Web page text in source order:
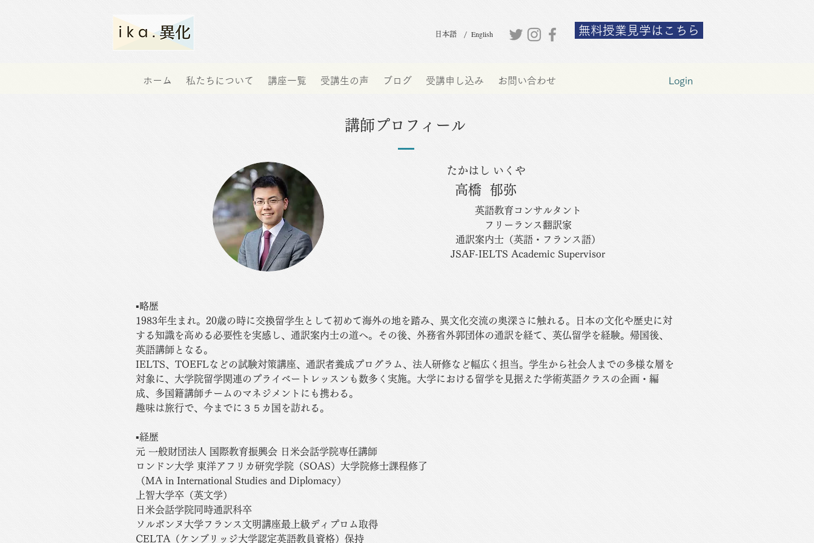
日本語 / English 無料授業見学はこちら
ホーム 私たちについて 講座一覧 受講生の声 ブログ 受講申し込み お問い合わせ Login
講師プロフィール
たかはし いくや
高橋 郁弥
英語教育コンサルタント
フリーランス翻訳家
通訳案内士（英語・フランス語）
JSAF-IELTS Academic Supervisor
▪️略歴
1983年生まれ。20歳の時に交換留学生として初めて海外の地を踏み、異文化交流の奥深さに触れる。日本の文化や歴史に対
する知識を高める必要性を実感し、通訳案内士の道へ。その後、外務省外郭団体の通訳を経て、英仏留学を経験。帰国後、
英語講師となる。
IELTS、TOEFLなどの試験対策講座、通訳者養成プログラム、法人研修など幅広く担当。学生から社会人までの多様な層を
対象に、大学院留学関連のプライベートレッスンも数多く実施。大学における留学を見据えた学術英語クラスの企画・編
成、多国籍講師チームのマネジメントにも携わる。
趣味は旅行で、今までに３５カ国を訪れる。
▪️経歴
元 一般財団法人 国際教育振興会 日米会話学院専任講師
ロンドン大学 東洋アフリカ研究学院（SOAS）大学院修士課程修了
（MA in International Studies and Diplomacy）
上智大学卒（英文学）
日米会話学院同時通訳科卒
ソルボンヌ大学フランス文明講座最上級ディプロム取得
CELTA（ケンブリッジ大学認定英語教員資格）保持